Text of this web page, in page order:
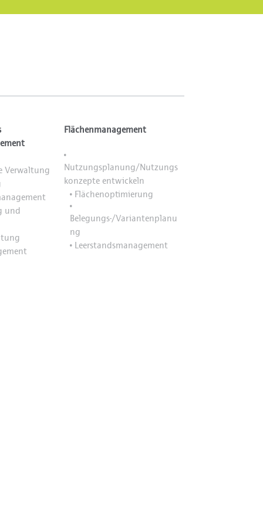
Verwaltung
und
Flächenmanagement
•
Nutzungsplanung/Nutzungs
konzepte entwickeln
•Flächenoptimierung
•
Belegungs-/Variantenplanu
ng
•Leerstandsmanagement